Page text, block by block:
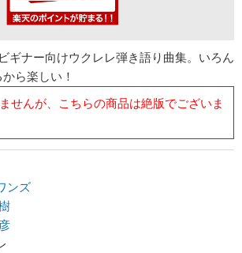
ギナー向けウクレレ弾き語り曲集。いろん
ら楽しい！
せんが、こちらの商品は絶版でございま
ンズ